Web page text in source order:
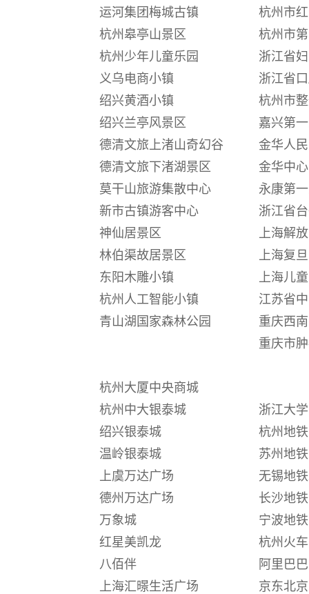
运河集团梅城古镇
杭州皋亭山景区
杭州少年儿童乐园
义乌电商小镇
绍兴黄酒小镇
绍兴兰亭风景区
德清文旅上渚山奇幻谷
德清文旅下渚湖景区
莫干山旅游集散中心
新市古镇游客中心
神仙居景区
林伯渠故居景区
东阳木雕小镇
杭州人工智能小镇
青山湖国家森林公园
杭州市
杭州市
浙江省
浙江省
杭州市
嘉兴第
金华人
金华中
永康第
浙江省
上海解
上海复
上海儿
江苏省
重庆西
重庆市
杭州大厦中央商城
杭州中大银泰城
绍兴银泰城
温岭银泰城
上虞万达广场
德州万达广场
万象城
红星美凯龙
八佰伴
上海汇暻生活广场
浙江大学
杭州地
苏州地铁
无锡地
长沙地铁
宁波地铁
杭州火
阿里巴
京东北